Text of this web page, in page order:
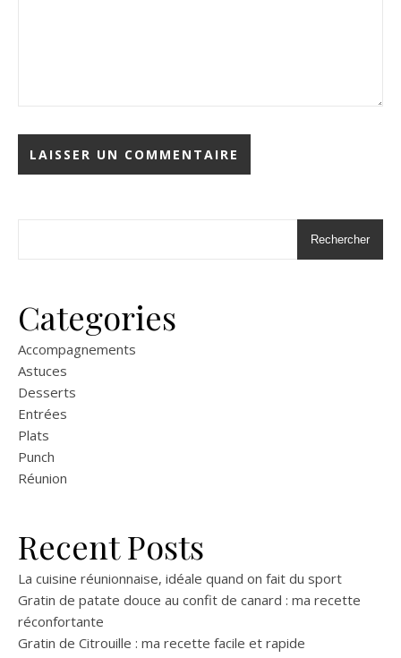
Rechercher
Categories
Accompagnements
Astuces
Desserts
Entrées
Plats
Punch
Réunion
Recent Posts
La cuisine réunionnaise, idéale quand on fait du sport
Gratin de patate douce au confit de canard : ma recette
réconfortante
Gratin de Citrouille : ma recette facile et rapide